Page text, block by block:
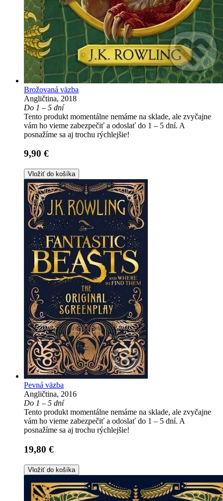
Brožovaná väzba
Angličtina, 2018
Do 1 – 5 dní
Tento produkt momentálne nemáme na sklade, ale zvyčajne
vám ho vieme zabezpečiť a odoslať do 1 – 5 dní. A
posnažíme sa aj trochu rýchlejšie!
9,90 €
Vložiť do košíka
Pevná väzba
Angličtina, 2016
Do 1 – 5 dní
Tento produkt momentálne nemáme na sklade, ale zvyčajne
vám ho vieme zabezpečiť a odoslať do 1 – 5 dní. A
posnažíme sa aj trochu rýchlejšie!
19,80 €
Vložiť do košíka